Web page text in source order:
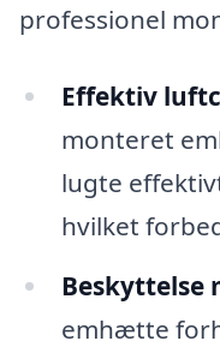
professionel
Effektiv
monteret
lugte
hvilket
Beskyttelse
emhætte